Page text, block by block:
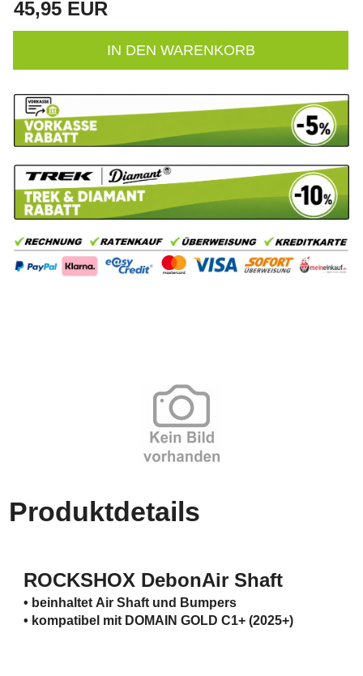
45,95 EUR
IN DEN WARENKORB
Produktdetails
ROCKSHOX DebonAir Shaft
• beinhaltet Air Shaft und Bumpers
• kompatibel mit DOMAIN GOLD C1+ (2025+)